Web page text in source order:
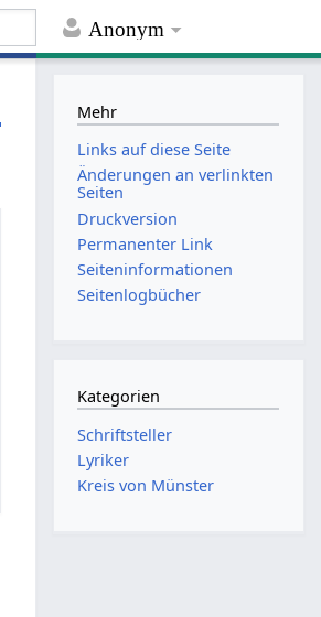
Anonym
Mehr
Links auf diese Seite
Änderungen an verlinkten
Seiten
Druckversion
Permanenter Link
Seiten­informationen
Seitenlogbücher
Kategorien
Schriftsteller
Lyriker
Kreis von Münster